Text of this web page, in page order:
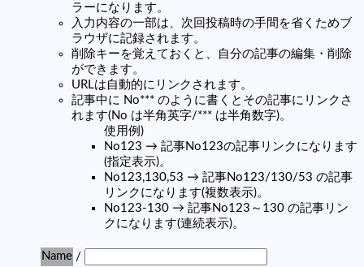
ラーになります。
入力内容の一部は、次回投稿時の手間を省くためブ
ラウザに記録されます。
削除キーを覚えておくと、自分の記事の編集・削除
ができます。
URLは自動的にリンクされます。
記事中に No*** のように書くとその記事にリンクさ
れます(No は半角英字/*** は半角数字)。
使用例)
No123 → 記事No123の記事リンクになります
(指定表示)。
No123,130,53 → 記事No123/130/53 の記事
リンクになります(複数表示)。
No123-130 → 記事No123～130 の記事リン
クになります(連続表示)。
Name /